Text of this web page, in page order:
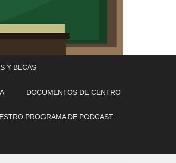
Y BECAS
DOCUMENTOS DE CENTRO
PROGRAMA DE PODCAST